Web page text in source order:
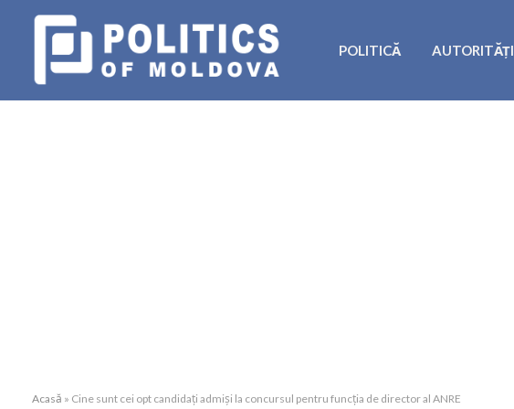
POLITICĂ AUTORITĂȚI
Acasă » Cine sunt cei opt candidați admiși la concursul pentru funcția de director al ANRE